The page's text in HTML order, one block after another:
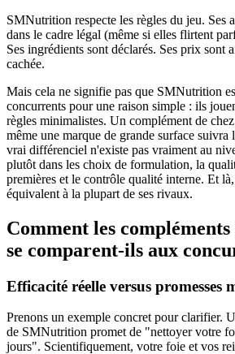
SMNutrition respecte les règles du jeu. Ses
dans le cadre légal (même si elles flirtent
Ses ingrédients sont déclarés. Ses prix sont
cachée.
Mais cela ne signifie pas que SMNutrition
concurrents pour une raison simple : ils
règles minimalistes. Un complément de
même une marque de grande surface
vrai différenciel n'existe pas vraiment au
plutôt dans les choix de formulation, la
premières et le contrôle qualité interne. Et
équivalent à la plupart de ses rivaux.
Comment les
se comparent-ils aux
Efficacité réelle versus promesses
Prenons un exemple concret pour clarifier.
de SMNutrition promet de "nettoyer votre
jours". Scientifiquement, votre foie et vos